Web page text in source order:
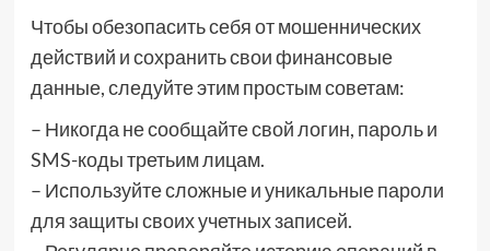
Чтобы обезопасить себя от мошеннических
действий и сохранить свои финансовые
данные, следуйте этим простым советам:
– Никогда не сообщайте свой логин, пароль и
SMS-коды третьим лицам.
– Используйте сложные и уникальные пароли
для защиты своих учетных записей.